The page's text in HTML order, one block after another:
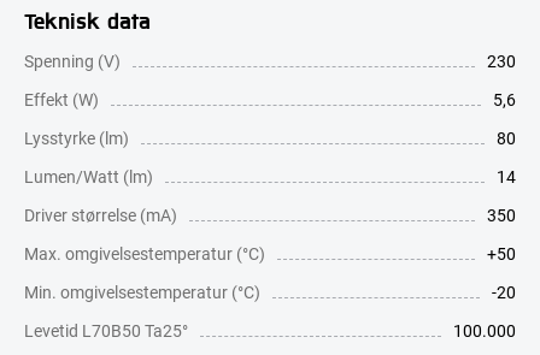
Teknisk data
Spenning (V)
230
Effekt (W)
5,6
Lysstyrke (lm)
80
Lumen/Watt (lm)
14
Driver størrelse (mA)
350
Max. omgivelsestemperatur (°C)
+50
Min. omgivelsestemperatur (°C)
-20
Levetid L70B50 Ta25°
100.000